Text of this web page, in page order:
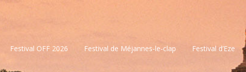
Festival OFF 2026 Festival de Méjannes-le-clap Festival d’Eze